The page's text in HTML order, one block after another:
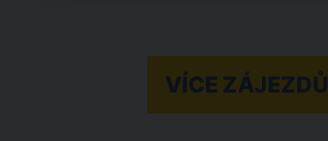
VÍCE ZÁJEZDŮ